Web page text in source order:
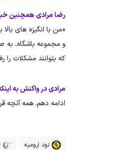
رضا مرادی همچنین
«من با انگیزه های
و مجموعه باشگاه، به
که بتوانند مشکلات را
مرادی در واکنش به
ادامه دهم. همه آنچه
نود ارومیه